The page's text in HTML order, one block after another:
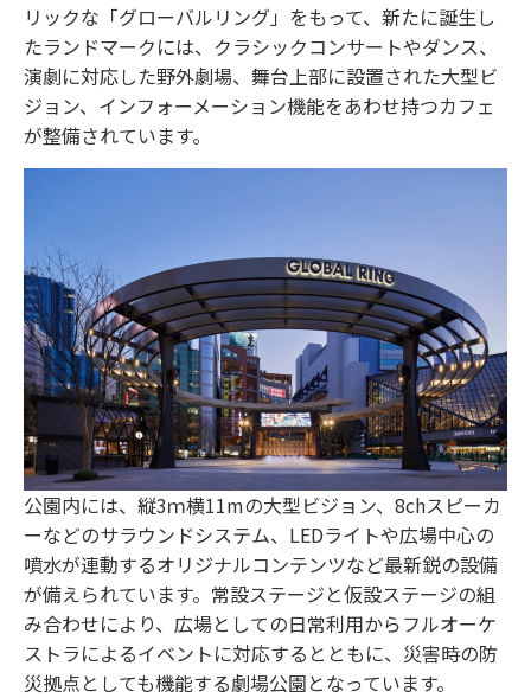
リックな「グローバルリング」をもって、新たに誕生し
たランドマークには、クラシックコンサートやダンス、
演劇に対応した野外劇場、舞台上部に設置された大型ビ
ジョン、インフォーメーション機能をあわせ持つカフェ
が整備されています。
公園内には、縦3ｍ横11mの大型ビジョン、8chスピーカ
ーなどのサラウンドシステム、LEDライトや広場中心の
噴水が連動するオリジナルコンテンツなど最新鋭の設備
が備えられています。常設ステージと仮設ステージの組
み合わせにより、広場としての日常利用からフルオーケ
ストラによるイベントに対応するとともに、災害時の防
災拠点としても機能する劇場公園となっています。